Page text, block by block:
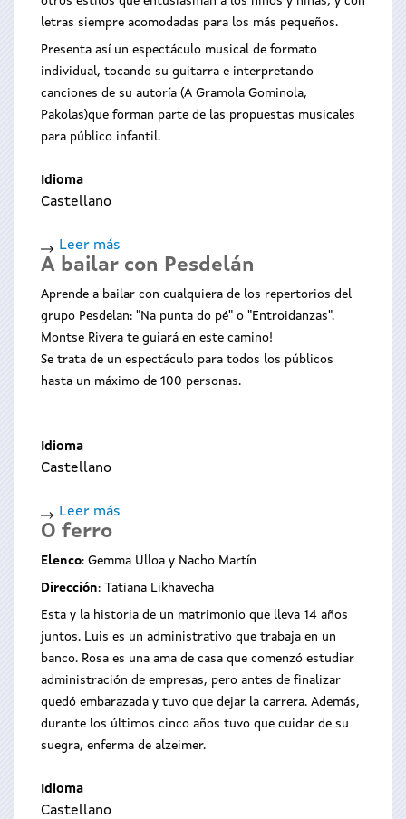
letras siempre acomodadas para los más pequeños.
Presenta así un espectáculo musical de formato
individual, tocando su guitarra e interpretando
canciones de su autoría (A Gramola Gominola,
Pakolas)que forman parte de las propuestas musicales
para público infantil.
Idioma
Castellano
Leer más
As
parábolas
de
Pakolas
A bailar con Pesdelán
Aprende a bailar con cualquiera de los repertorios del
grupo Pesdelan: "Na punta do pé" o "Entroidanzas".
Montse Rivera te guiará en este camino!
Se trata de un espectáculo para todos los públicos
hasta un máximo de 100 personas.
Idioma
Castellano
Leer más
bailar
O ferro
Elenco: Gemma Ulloa y Nacho Martín
Dirección: Tatiana Likhavecha
Esta y la historia de un matrimonio que lleva 14 años
juntos. Luis es un administrativo que trabaja en un
banco. Rosa es una ama de casa que comenzó estudiar
administración de empresas, pero antes de finalizar
quedó embarazada y tuvo que dejar la carrera. Además,
durante los últimos cinco años tuvo que cuidar de su
suegra, enferma de alzeimer.
Idioma
Castellano